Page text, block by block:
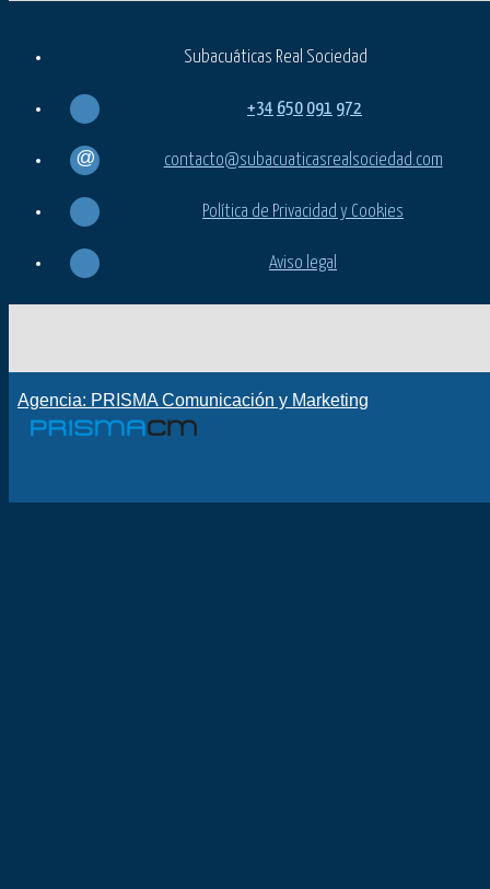
Subacuáticas Real Sociedad
+34 650 091 972
contacto@subacuaticasrealsociedad.com
Política de Privacidad y Cookies
Aviso legal
Agencia: PRISMA Comunicación y Marketing